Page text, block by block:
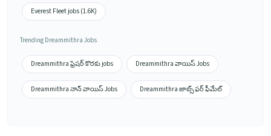
Everest Fleet jobs (1.6K)
Trending Dreammithra Jobs
Dreammithra ఫ్రెషర్ కొరకు jobs Dreammithra వాయిస్ Jobs
Dreammithra నాన్ వాయిస్ Jobs Dreammithra జాబ్స్ ఫర్ ఫీమేల్